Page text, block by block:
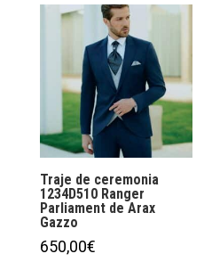
Traje de ceremonia
1234D510 Ranger
Parliament de Arax
Gazzo
650,00€